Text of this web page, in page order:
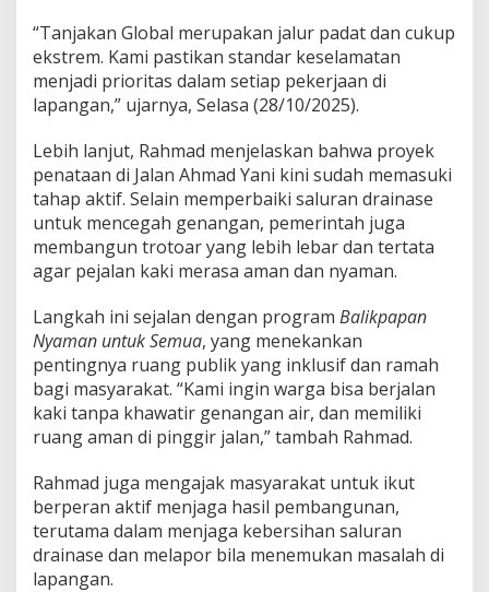
“Tanjakan Global merupakan jalur padat dan cukup
ekstrem. Kami pastikan standar keselamatan
menjadi prioritas dalam setiap pekerjaan di
lapangan,” ujarnya, Selasa (28/10/2025).
Lebih lanjut, Rahmad menjelaskan bahwa proyek
penataan di Jalan Ahmad Yani kini sudah memasuki
tahap aktif. Selain memperbaiki saluran drainase
untuk mencegah genangan, pemerintah juga
membangun trotoar yang lebih lebar dan tertata
agar pejalan kaki merasa aman dan nyaman.
Langkah ini sejalan dengan program Balikpapan
Nyaman untuk Semua, yang menekankan
pentingnya ruang publik yang inklusif dan ramah
bagi masyarakat. “Kami ingin warga bisa berjalan
kaki tanpa khawatir genangan air, dan memiliki
ruang aman di pinggir jalan,” tambah Rahmad.
Rahmad juga mengajak masyarakat untuk ikut
berperan aktif menjaga hasil pembangunan,
terutama dalam menjaga kebersihan saluran
drainase dan melapor bila menemukan masalah di
lapangan.